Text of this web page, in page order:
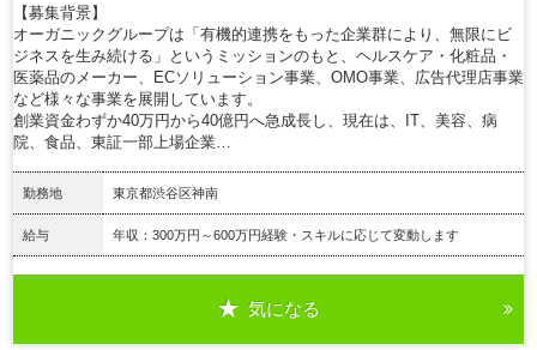
【募集背景】
オーガニックグループは「有機的連携をもった企業群により、無限にビ
ジネスを生み続ける」というミッションのもと、ヘルスケア・化粧品・
医薬品のメーカー、ECソリューション事業、OMO事業、広告代理店事業
など様々な事業を展開しています。
創業資金わずか40万円から40億円へ急成長し、現在は、IT、美容、病
院、食品、東証一部上場企業…
勤務地 東京都渋谷区神南
給与 年収：300万円～600万円経験・スキルに応じて変動します
気になる